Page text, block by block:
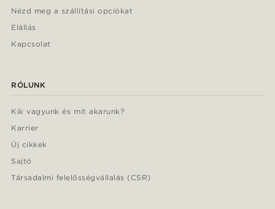
Nézd meg a szállítási opciókat
Elállás
Kapcsolat
RÓLUNK
Kik vagyunk és mit akarunk?
Karrier
Új cikkek
Sajtó
Társadalmi felelősségvállalás (CSR)